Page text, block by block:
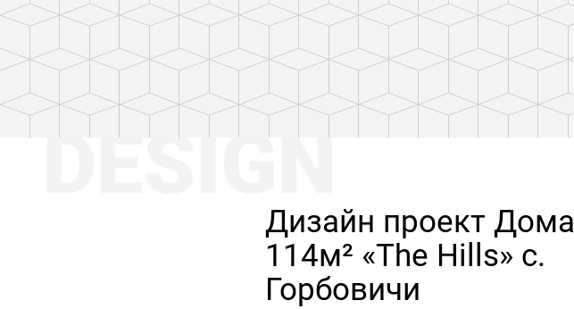
Дизайн проект Дома
114м² «The Hills» с.
Горбовичи